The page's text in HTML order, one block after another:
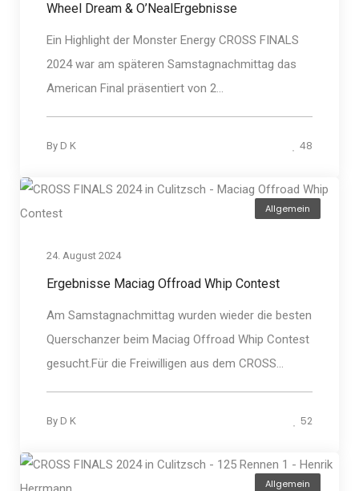
Wheel Dream & O’NealErgebnisse
Ein Highlight der Monster Energy CROSS FINALS
2024 war am späteren Samstagnachmittag das
American Final präsentiert von 2...
By D K 48
Allgemein
24. August 2024
Ergebnisse Maciag Offroad Whip Contest
Am Samstagnachmittag wurden wieder die besten
Querschanzer beim Maciag Offroad Whip Contest
gesucht.Für die Freiwilligen aus dem CROSS...
By D K 52
Allgemein